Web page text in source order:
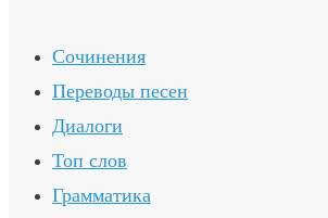
Сочинения
Переводы песен
Диалоги
Топ слов
Грамматика